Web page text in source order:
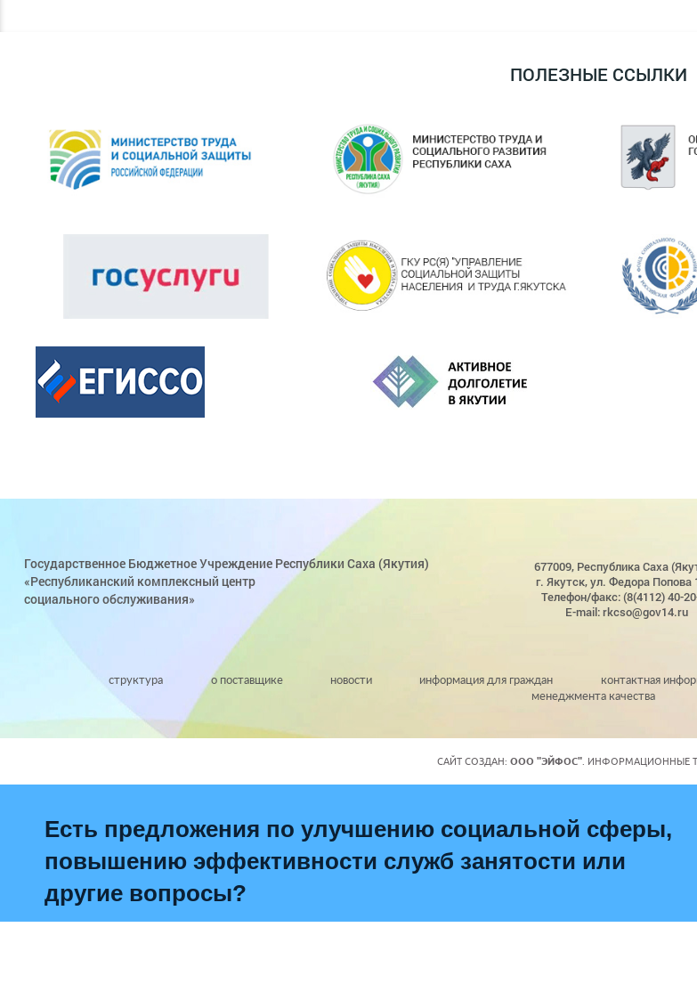
ПОЛЕЗНЫЕ ССЫЛКИ
Государственное Бюджетное Учреждение Республики Саха (Якутия)
«Республиканский комплексный центр
социального обслуживания»
677009, Республика Саха
г. Якутск, ул. Федора Попова
Телефон/факс: (8(4112) 40-
E-mail: rkcso@gov14.ru
структура о поставщике новости информация для граждан контактная
менеджмента качества
САЙТ СОЗДАН: ООО "ЭЙФОС" . ИНФОРМАЦИОННЫЕ
Есть предложения по улучшению социальной сферы,
повышению эффективности служб занятости или
другие вопросы?